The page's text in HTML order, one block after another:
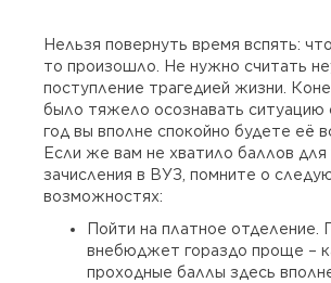
Нельзя повернуть время вспять:
то произошло. Не нужно считать
поступление трагедией жизни.
было тяжело осознавать ситуацию
год вы вполне спокойно будете её
Если же вам не хватило баллов для
зачисления в ВУЗ, помните о
возможностях:
Пойти на платное отделение.
внебюджет гораздо проще –
проходные баллы здесь